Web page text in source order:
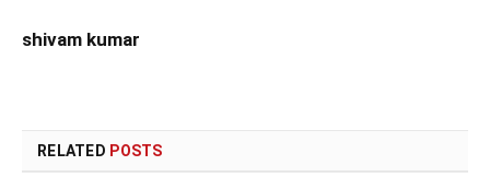
shivam kumar
RELATED POSTS